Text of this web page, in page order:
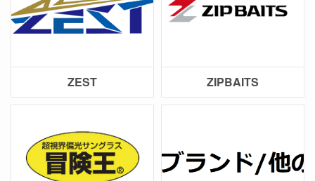
ZEST ZIPBAITS